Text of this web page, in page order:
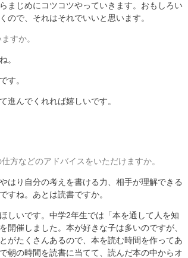
まじめにコツコツやっていきます。おもしろい
ので、それはそれでいいと思います。
すか。
。
す。
んでくれれば嬉しいです。
方などのアドバイスをいただけますか。
はり自分の考えを書ける力、相手が理解できる
すね。あとは読書ですか。
しいです。中学2年生では「本を通して人を知
開催しました。本が好きな子は多いのですが、
がたくさんあるので、本を読む時間を作ってあ
朝の時間を読書に当てて、読んだ本の中からオ